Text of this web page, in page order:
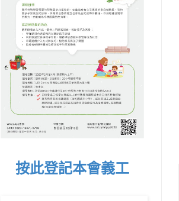
按此登記本會義工